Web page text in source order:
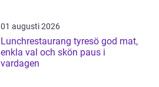
01 augusti 2026
Lunchrestaurang tyresö god mat,
enkla val och skön paus i
vardagen